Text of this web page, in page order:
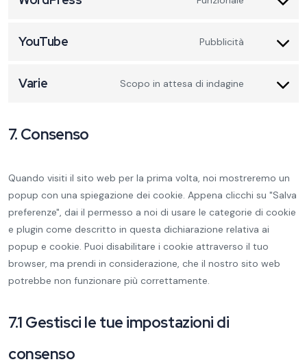
YouTube Pubblicità
Varie Scopo in attesa di indagine
7. Consenso
Quando visiti il sito web per la prima volta, noi mostreremo un
popup con una spiegazione dei cookie. Appena clicchi su "Salva
preferenze", dai il permesso a noi di usare le categorie di cookie
e plugin come descritto in questa dichiarazione relativa ai
popup e cookie. Puoi disabilitare i cookie attraverso il tuo
browser, ma prendi in considerazione, che il nostro sito web
potrebbe non funzionare più correttamente.
7.1 Gestisci le tue impostazioni di
consenso